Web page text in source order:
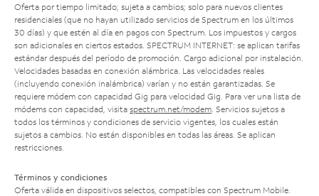
Oferta por tiempo limitado; sujeta a cambios; solo para nuevos clientes
residenciales (que no hayan utilizado servicios de Spectrum en los últimos
30 días) y que estén al día en pagos con Spectrum. Los impuestos y cargos
son adicionales en ciertos estados. SPECTRUM INTERNET: se aplican tarifas
estándar después del período de promoción. Cargo adicional por instalación.
Velocidades basadas en conexión alámbrica. Las velocidades reales
(incluyendo conexión inalámbrica) varían y no están garantizadas. Se
requiere módem con capacidad Gig para velocidad Gig. Para ver una lista de
módems con capacidad, visita spectrum.net/modem . Servicios sujetos a
todos los términos y condiciones de servicio vigentes, los cuales están
sujetos a cambios. No están disponibles en todas las áreas. Se aplican
restricciones.
Términos y condiciones
Oferta válida en dispositivos selectos, compatibles con Spectrum Mobile.